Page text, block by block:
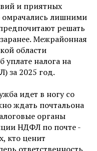
и приятных
омрачались лишними
решать
Межрайонная
области
уплате налога на
за 2025 год.
идет в ногу со
ждать почтальона
органы
НДФЛ по почте -
кто ценит